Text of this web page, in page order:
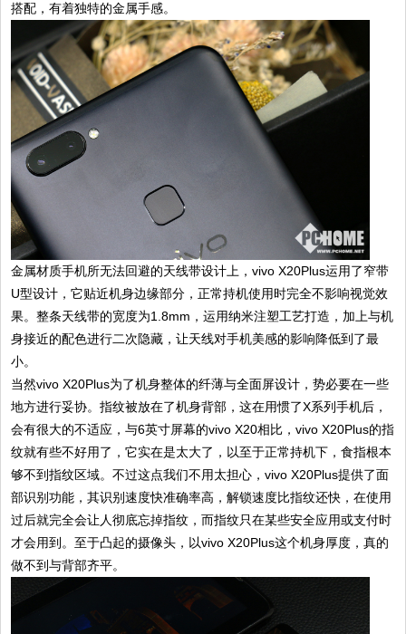
搭配，有着独特的金属手感。
金属材质手机所无法回避的天线带设计上，vivo X20Plus运用了窄带
U型设计，它贴近机身边缘部分，正常持机使用时完全不影响视觉效
果。整条天线带的宽度为1.8mm，运用纳米注塑工艺打造，加上与机
身接近的配色进行二次隐藏，让天线对手机美感的影响降低到了最
小。
当然vivo X20Plus为了机身整体的纤薄与全面屏设计，势必要在一些
地方进行妥协。指纹被放在了机身背部，这在用惯了X系列手机后，
会有很大的不适应，与6英寸屏幕的vivo X20相比，vivo X20Plus的指
纹就有些不好用了，它实在是太大了，以至于正常持机下，食指根本
够不到指纹区域。不过这点我们不用太担心，vivo X20Plus提供了面
部识别功能，其识别速度快准确率高，解锁速度比指纹还快，在使用
过后就完全会让人彻底忘掉指纹，而指纹只在某些安全应用或支付时
才会用到。至于凸起的摄像头，以vivo X20Plus这个机身厚度，真的
做不到与背部齐平。